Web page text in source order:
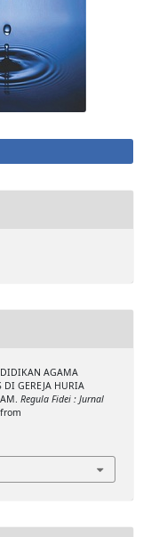
AGAMA
DI GEREJA HURIA
Regula Fidei : Jurnal